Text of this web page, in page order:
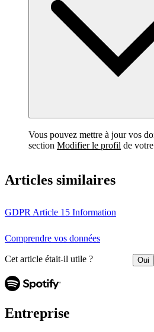
Vous pouvez mettre à jour vos
section Modifier le profil de
Articles similaires
GDPR Article 15 Information
Comprendre vos données
Cet article était-il utile ? Oui
Entreprise